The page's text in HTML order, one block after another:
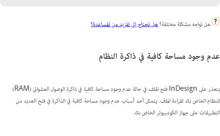
هل تواجه مشكلة مختلفة؟هل تحتاج إلى المزيد من المساعدة؟
عدم وجود مساحة كافية في ذاكرة النظام
يتعذر على InDesign فتح الملف في حالة عدم وجود مساحة كافية في ذاكرة الوصول العشوائي (RAM)
للنظام الخاص بك لقراءة الملف. يتمثل أحد أسباب عدم وجود مساحة كافية في الذاكرة في فتح العديد من
التطبيقات على جهاز الكومبيوتر الخاص بك.